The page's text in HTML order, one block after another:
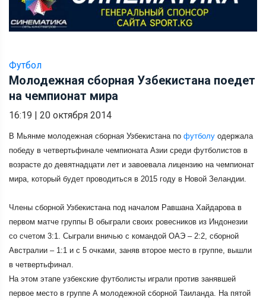
Футбол
Молодежная сборная Узбекистана поедет
на чемпионат мира
16:19 | 20 октября 2014
В Мьянме молодежная сборная Узбекистана по футболу одержала
победу в четвертьфинале чемпионата Азии среди футболистов в
возрасте до девятнадцати лет и завоевала лицензию на чемпионат
мира, который будет проводиться в 2015 году в Новой Зеландии.
Члены сборной Узбекистана под началом Равшана Хайдарова в
первом матче группы В обыграли своих ровесников из Индонезии
со счетом 3:1. Сыграли вничью с командой ОАЭ – 2:2, сборной
Австралии – 1:1 и с 5 очками, заняв второе место в группе, вышли
в четвертьфинал.
На этом этапе узбекские футболисты играли против занявшей
первое место в группе А молодежной сборной Таиланда. На пятой